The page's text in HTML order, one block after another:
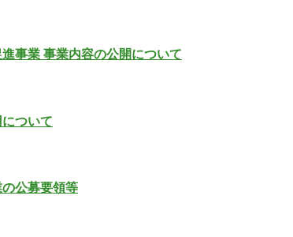
事業 事業内容の公開について
ついて
公募要領等